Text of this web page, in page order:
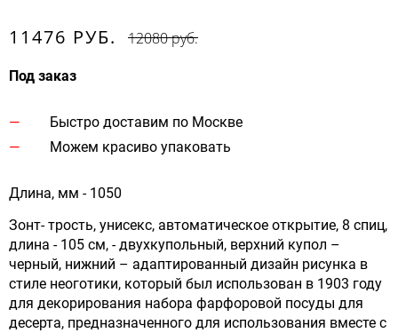
11476 РУБ. 12080 руб.
Под заказ
Быстро доставим по Москве
Можем красиво упаковать
Длина, мм - 1050
Зонт- трость, унисекс, автоматическое открытие, 8 спиц,
длина - 105 см, - двухкупольный, верхний купол –
черный, нижний – адаптированный дизайн рисунка в
стиле неоготики, который был использован в 1903 году
для декорирования набора фарфоровой посуды для
десерта, предназначенного для использования вместе с